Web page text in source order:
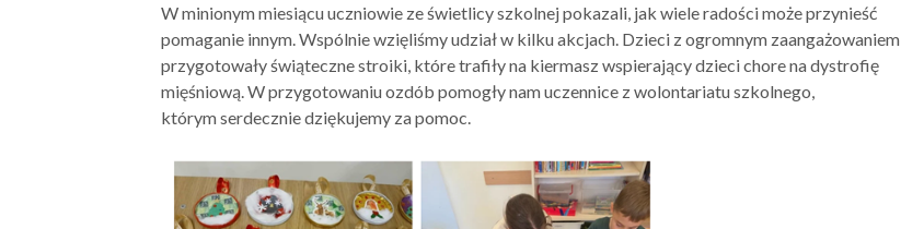
W minionym miesiącu uczniowie ze świetlicy szkolnej pokazali, jak wiele radości może przynieść
pomaganie innym. Wspólnie wzięliśmy udział w kilku akcjach. Dzieci z ogromnym zaangażowaniem
przygotowały świąteczne stroiki, które trafiły na kiermasz wspierający dzieci chore na dystrofię
mięśniową. W przygotowaniu ozdób pomogły nam uczennice z wolontariatu szkolnego,
którym serdecznie dziękujemy za pomoc.